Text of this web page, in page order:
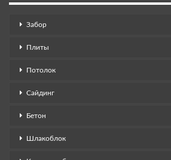
Забор
Плиты
Потолок
Сайдинг
Бетон
Шлакоблок